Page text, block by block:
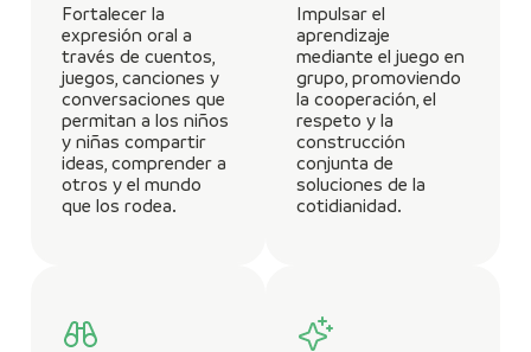
Fortalecer la
expresión oral a
través de cuentos,
juegos, canciones y
conversaciones que
permitan a los niños
y niñas compartir
ideas, comprender a
otros y el mundo
que los rodea.
Impulsar el
aprendizaje
mediante el juego en
grupo, promoviendo
la cooperación, el
respeto y la
construcción
conjunta de
soluciones de la
cotidianidad.